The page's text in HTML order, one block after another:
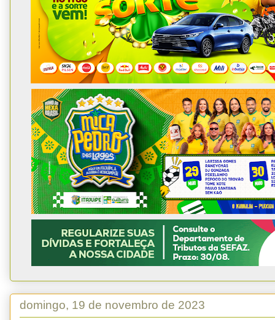
domingo, 19 de novembro de 2023